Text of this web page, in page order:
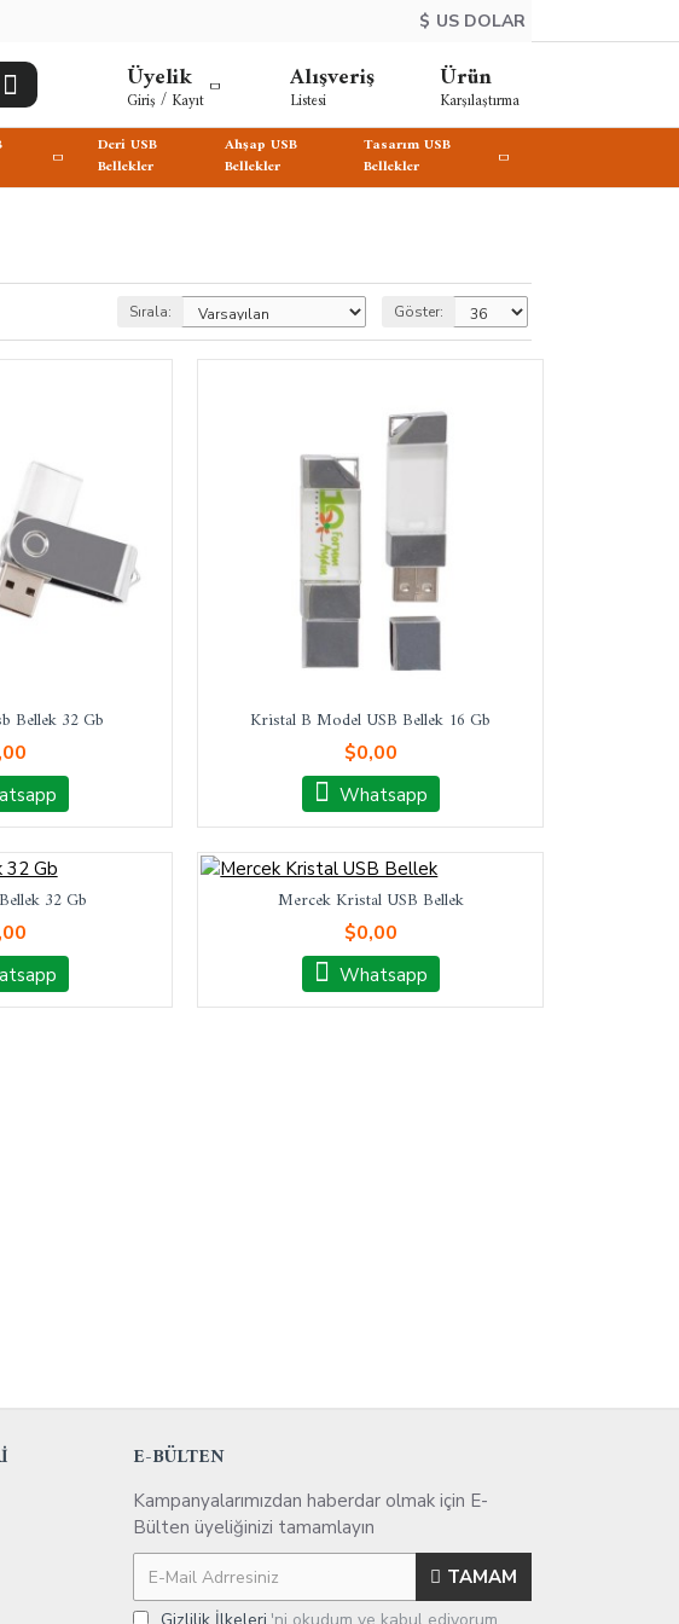
$ US DOLAR
Üyelik
Giriş / Kayıt
Alışveriş
Listesi
Ürün
Karşılaştırma
Deri USB
Bellekler
Ahşap USB
Bellekler
Tasarım USB
Bellekler
Sırala: Göster:
Bellek 32 Gb Kristal B Model USB Bellek 16 Gb
$0,00
Whatsapp
32 Gb Mercek Kristal USB Bellek
$0,00
Whatsapp
E-BÜLTEN
Kampanyalarımızdan haberdar olmak için E-
Bülten üyeliğinizi tamamlayın
TAMAM